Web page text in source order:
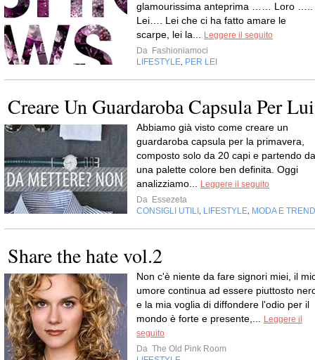
glamourissima anteprima …… Loro …..
Lei…. Lei che ci ha fatto amare le
scarpe, lei la...
Leggere il seguito
Da Fashioniamoci
LIFESTYLE PER LEI
Creare Un Guardaroba Capsula Per Lui
Abbiamo già visto come creare un
guardaroba capsula per la primavera,
composto solo da 20 capi e partendo da
una palette colore ben definita. Oggi
analizziamo...
Leggere il seguito
Da Essezeta
CONSIGLI UTILI
LIFESTYLE MODA E TREND
Share the hate vol.2
Non c'è niente da fare signori miei, il
umore continua ad essere piuttosto
e la mia voglia di diffondere l'odio per il
mondo è forte e presente,...
Leggere il
seguito
Da The Old Pink Room